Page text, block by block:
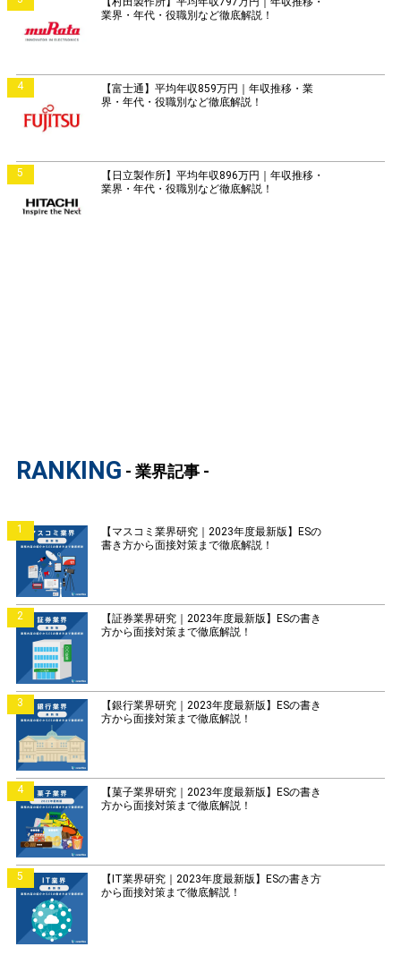
業界・年代・役職別など徹底解説！
4
【富士通】平均年収859万円｜年収推移・業
界・年代・役職別など徹底解説！
5
【日立製作所】平均年収896万円｜年収推移・
業界・年代・役職別など徹底解説！
RANKING - 業界記事 -
1
【マスコミ業界研究｜2023年度最新版】ESの
書き方から面接対策まで徹底解説！
2
【証券業界研究｜2023年度最新版】ESの書き
方から面接対策まで徹底解説！
3
【銀行業界研究｜2023年度最新版】ESの書き
方から面接対策まで徹底解説！
4
【菓子業界研究｜2023年度最新版】ESの書き
方から面接対策まで徹底解説！
5
【IT業界研究｜2023年度最新版】ESの書き方
から面接対策まで徹底解説！